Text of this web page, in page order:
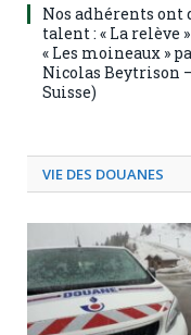
Nos adhérents ont
talent : « La relève
« Les moineaux »
Nicolas Beytrison
Suisse)
VIE DES DOUANES